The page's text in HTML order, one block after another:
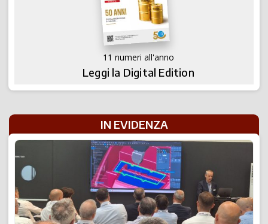
11 numeri all'anno
Leggi la Digital Edition
IN EVIDENZA